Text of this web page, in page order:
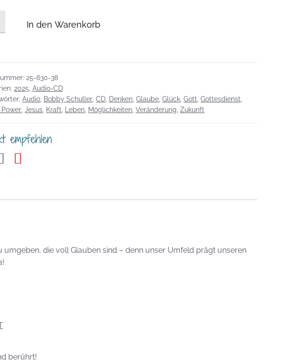
In den Warenkorb
25-630-38
2025 ,Audio-CD
Audio Bobby Schuller ,CD Denken ,Glaube ,Glück ,Gott ,Gottesdienst
Power ,Jesus Kraft Leben Möglichkeiten ,Veränderung ,Zukunft
empfehlen
umgeben, die voll Glauben sind – denn unser Umfeld prägt unseren
berührt!